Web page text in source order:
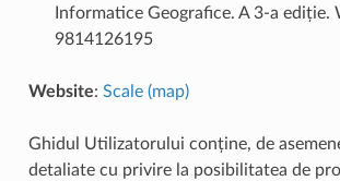
Informatice Geografice. A 3-a ediție.
9814126195
Website: Scale (map)
Ghidul Utilizatorului conține, de
detaliate cu privire la posibilitatea de